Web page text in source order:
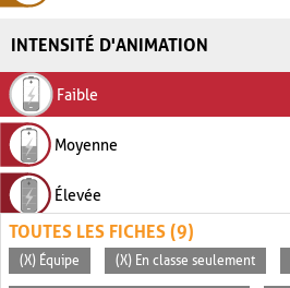
INTENSITÉ D'ANIMATION
Faible
Moyenne
Élevée
TOUTES LES FICHES (9)
(X) Équipe (X) En classe seulement